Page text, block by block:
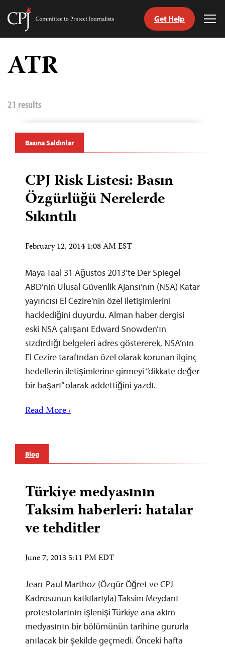
Skip
content
Committee
Get Help
ATR
21 results
Basına Saldırılar
CPJ Risk Listesi: Basın
Özgürlüğü Nerelerde
Sıkıntılı
February 12, 2014 1:08 AM EST
Maya Taal 31 Ağustos 2013’te Der Spiegel
ABD’nin Ulusal Güvenlik Ajansı’nın (NSA) Katar
yayıncısı El Cezire’nin özel iletişimlerini
hacklediğini duyurdu. Alman haber dergisi
eski NSA çalışanı Edward Snowden’ın
sızdırdığı belgeleri adres göstererek, NSA’nın
El Cezire tarafından özel olarak korunan ilginç
hedeflerin iletişimlerine girmeyi “dikkate değer
bir başarı” olarak addettiğini yazdı.
Read More ›
Blog
Türkiye medyasının
Taksim haberleri: hatalar
ve tehditler
June 7, 2013 5:11 PM EDT
Jean-Paul Marthoz (Özgür Öğret ve CPJ
Kadrosunun katkılarıyla) Taksim Meydanı
protestolarının işlenişi Türkiye ana akım
medyasının bir bölümünün tarihine gururla
anılacak bir şekilde geçmedi. Önceki hafta